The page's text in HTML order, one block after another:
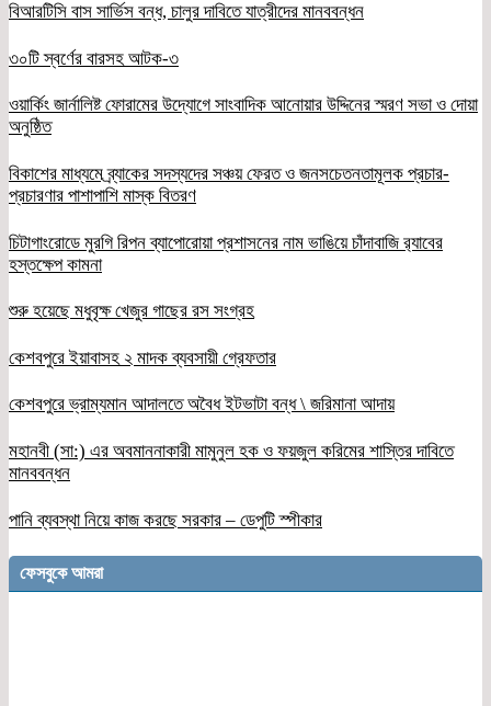
বিআরটিসি বাস সার্ভিস বন্ধ, চালুর দাবিতে যাত্রীদের মানববন্ধন
৩০টি স্বর্ণের বারসহ আটক-৩
ওয়ার্কিং জার্নালিষ্ট ফোরামের উদ্যোগে সাংবাদিক আনোয়ার উদ্দিনের স্মরণ সভা ও দোয়া
অনুষ্ঠিত
বিকাশের মাধ্যমে ব্র্যাকের সদস্যদের সঞ্চয় ফেরত ও জনসচেতনতামূলক প্রচার-
প্রচারণার পাশাপাশি মাস্ক বিতরণ
চিটাগাংরোডে মুরগি রিপন ব্যাপোরোয়া প্রশাসনের নাম ভাঙিয়ে চাঁদাবাজি র‌্যাবের
হস্তক্ষেপ কামনা
শুরু হয়েছে মধুবৃক্ষ খেজুর গাছের রস সংগ্রহ
কেশবপুরে ইয়াবাসহ ২ মাদক ব্যবসায়ী গ্রেফতার
কেশবপুরে ভ্রাম্যমান আদালতে অবৈধ ইটভাটা বন্ধ \ জরিমানা আদায়
মহানবী (সা:) এর অবমাননাকারী মামুনুল হক ও ফয়জুল করিমের শাস্তির দাবিতে
মানববন্ধন
পানি ব্যবস্থা নিয়ে কাজ করছে সরকার – ডেপুটি স্পীকার
ফেসবুকে আমরা